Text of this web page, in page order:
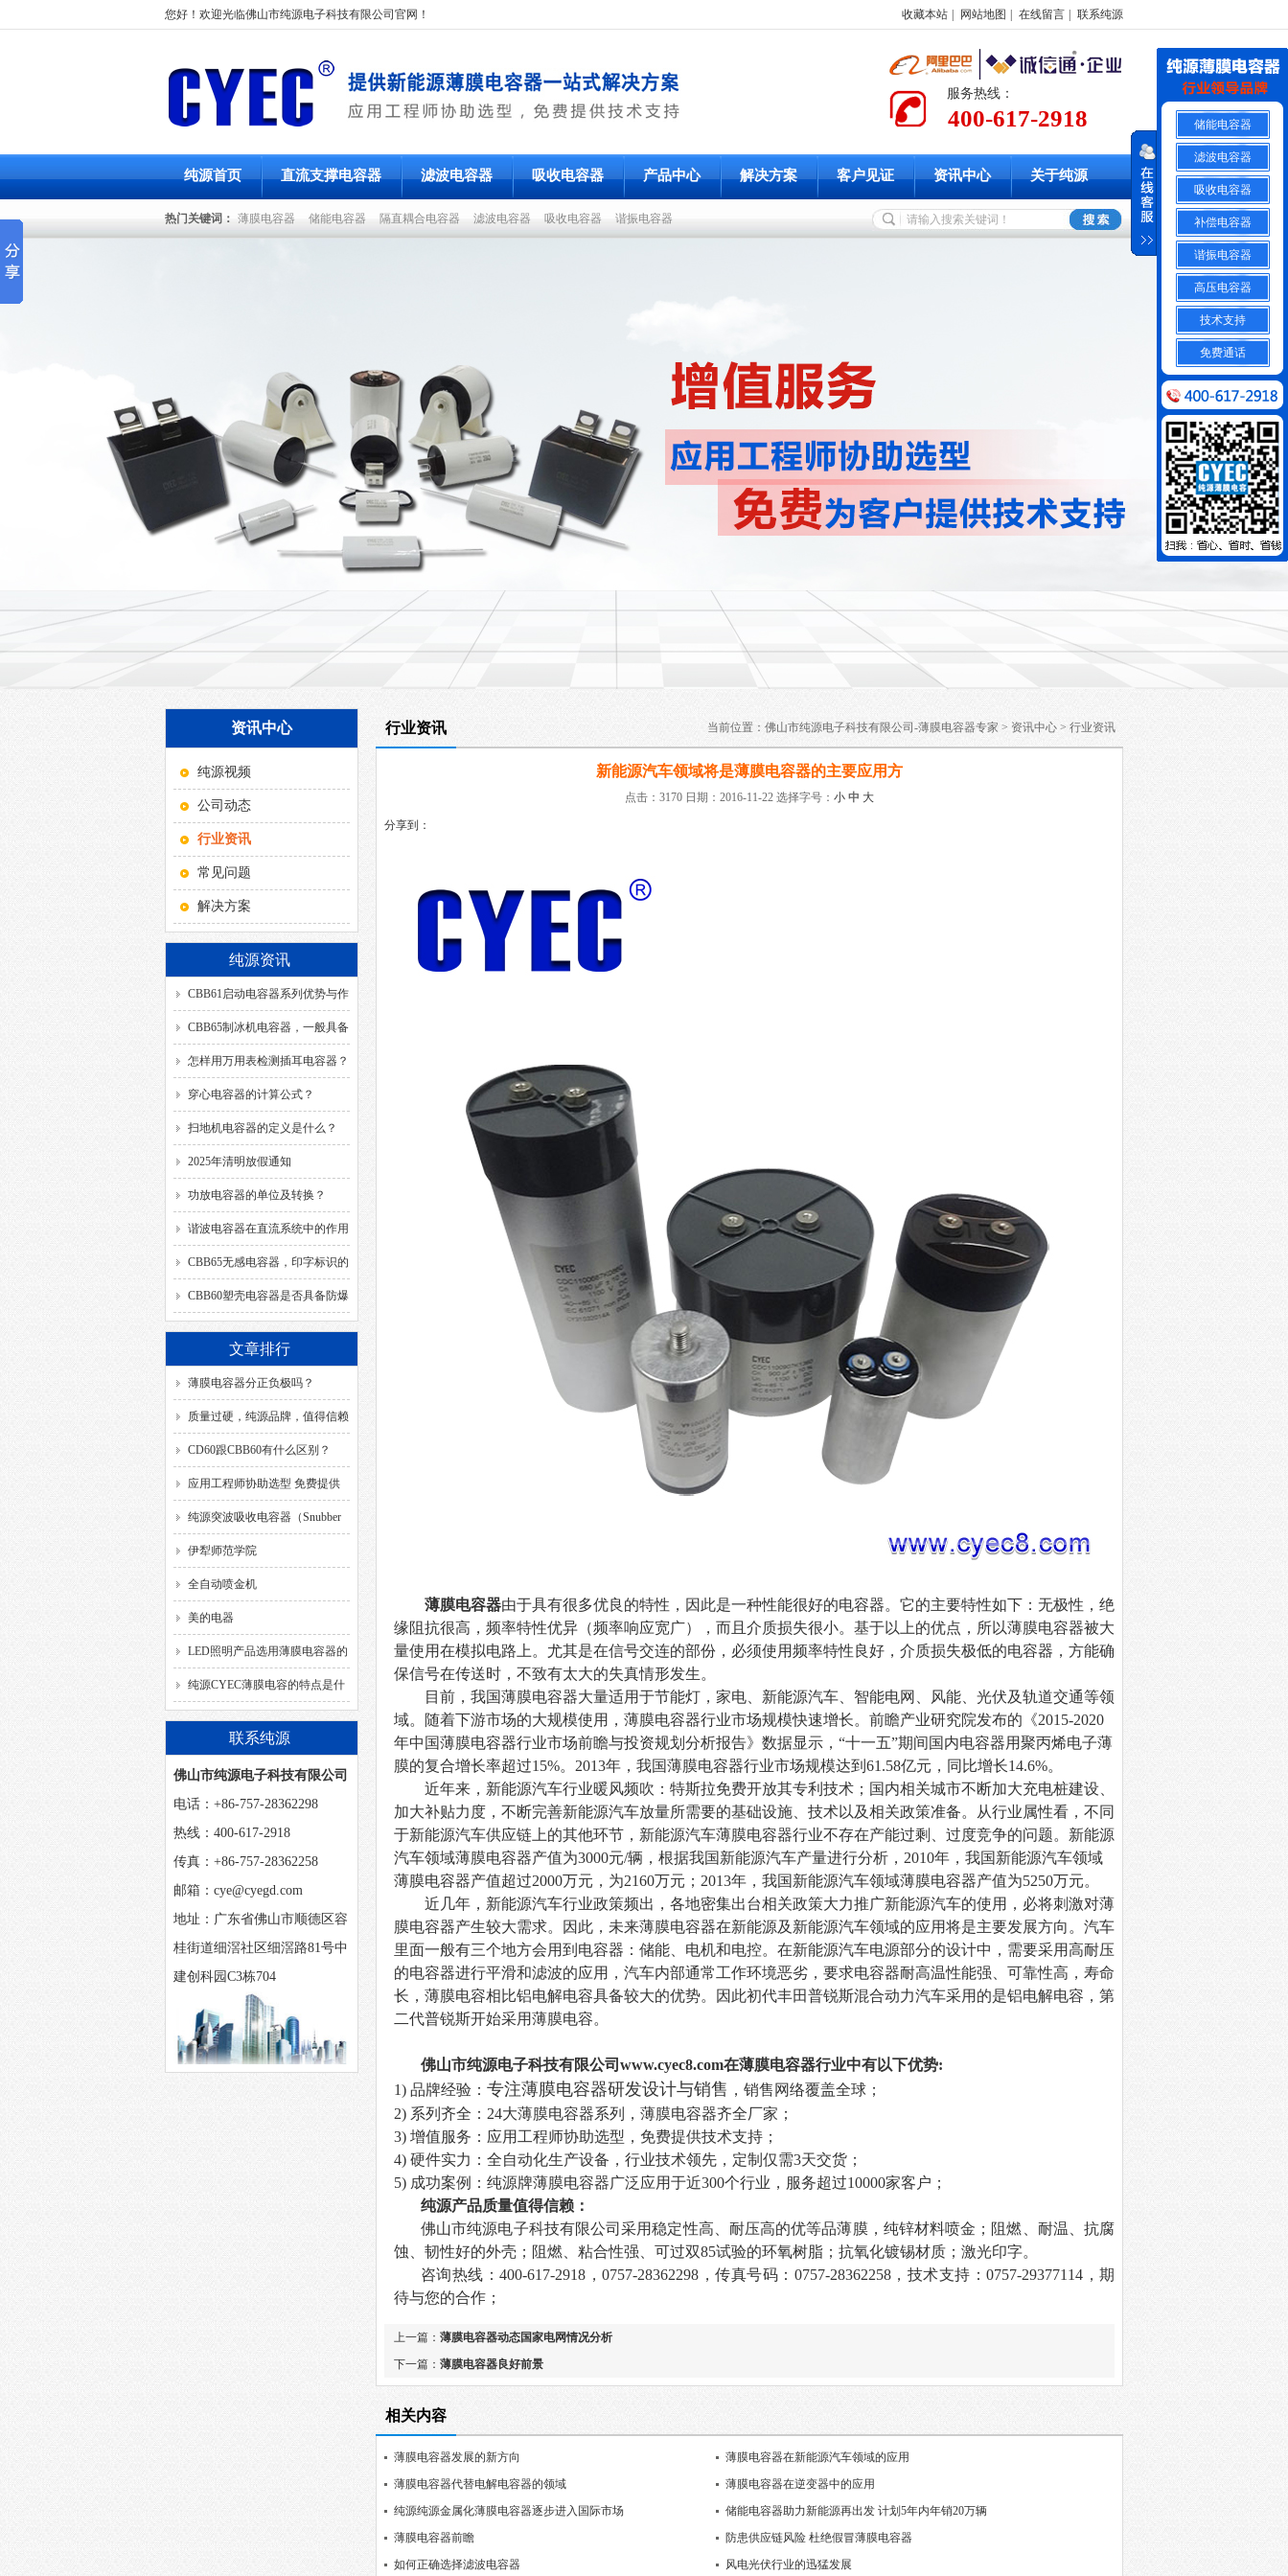
您好！欢迎光临佛山市纯源电子科技有限公司官网！ 收藏本站 网站地图 在线留言 联系纯源
服务热线：
400-617-2918
纯源首页 直流支撑电容器 滤波电容器 吸收电容器 产品中心 解决方案 客户见证 资讯中心 关于纯源
热门关键词： 薄膜电容器 储能电容器 隔直耦合电容器 滤波电容器 吸收电容器 谐振电容器
资讯中心
纯源视频
公司动态
行业资讯
常见问题
解决方案
纯源资讯
CBB61启动电容器系列优势与作
用！
CBB65制冰机电容器，一般具备
哪几种引出方式？
怎样用万用表检测插耳电容器？
穿心电容器的计算公式？
扫地机电容器的定义是什么？
2025年清明放假通知
功放电容器的单位及转换？
谐波电容器在直流系统中的作用
是什么？
CBB65无感电容器，印字标识的
SH、DB、C、40/85/21、
CBB60塑壳电容器是否具备防爆
功能？
文章排行
薄膜电容器分正负极吗？
质量过硬，纯源品牌，值得信赖
CD60跟CBB60有什么区别？
应用工程师协助选型 免费提供
解决方案
纯源突波吸收电容器（Snubber
Capacitor）
伊犁师范学院
全自动喷金机
美的电器
LED照明产品选用薄膜电容器的
要求
纯源CYEC薄膜电容的特点是什
么？
联系纯源
佛山市纯源电子科技有限公司
电话：+86-757-28362298
热线：400-617-2918
传真：+86-757-28362258
邮箱：cye@cyegd.com
地址：广东省佛山市顺德区容
桂街道细滘社区细滘路81号中
建创科园C3栋704
行业资讯 当前位置： 佛山市纯源电子科技有限公司-薄膜电容器专家 > 资讯中心 > 行业资讯
新能源汽车领域将是薄膜电容器的主要应用方
点击：3170 日期：2016-11-22 选择字号： 小 中 大
分享到：
薄膜电容器由于具有很多优良的特性，因此是一种性能很好的电容器。它的主要特性如下：无极性，绝
缘阻抗很高，频率特性优异（频率响应宽广），而且介质损失很小。基于以上的优点，所以薄膜电容器被大
量使用在模拟电路上。尤其是在信号交连的部份，必须使用频率特性良好，介质损失极低的电容器，方能确
保信号在传送时，不致有太大的失真情形发生。
目前，我国薄膜电容器大量适用于节能灯，家电、新能源汽车、智能电网、风能、光伏及轨道交通等领
域。随着下游市场的大规模使用，薄膜电容器行业市场规模快速增长。前瞻产业研究院发布的《2015-2020
年中国薄膜电容器行业市场前瞻与投资规划分析报告》数据显示，“十一五”期间国内电容器用聚丙烯电子薄
膜的复合增长率超过15%。2013年，我国薄膜电容器行业市场规模达到61.58亿元，同比增长14.6%。
近年来，新能源汽车行业暖风频吹： 特斯拉免费开放其专利技术；国内相关城市不断加大充电桩建设、
加大补贴力度，不断完善新能源汽车放量所需要的基础设施、技术以及相关政策准备。从行业属性看，不同
于新能源汽车供应链上的其他环节，新能源汽车薄膜电容器行业不存在产能过剩、过度竞争的问题。新能源
汽车领域薄膜电容器产值为3000元/辆，根据我国新能源汽车产量进行分析， 2010年，我国新能源汽车领域
薄膜电容器产值超过2000万元，为2160万元； 2013年，我国新能源汽车领域薄膜电容器产值为5250万元。
近几年，新能源汽车行业政策频出，各地密集出台相关政策大力推广新能源汽车的使用，必将刺激对薄
膜电容器产生较大需求。因此，未来薄膜电容器在新能源及新能源汽车领域的应用将是主要发展方向。汽车
里面一般有三个地方会用到电容器：储能、电机和电控。在新能源汽车电源部分的设计中，需要采用高耐压
的电容器进行平滑和滤波的应用，汽车内部通常工作环境恶劣，要求电容器耐高温性能强、可靠性高，寿命
长，薄膜电容相比铝电解电容具备较大的优势。因此初代丰田普锐斯混合动力汽车采用的是铝电解电容，第
二代普锐斯开始采用薄膜电容。
佛山市纯源电子科技有限公司 www.cyec8.com在薄膜电容器行业中有以下优势:
1) 品牌经验： 专注薄膜电容器研发设计与销售 ，销售网络覆盖全球；
2) 系列齐全： 24大薄膜电容器系列，薄膜电容器齐全厂家；
3) 增值服务：应用工程师协助选型，免费提供技术支持；
4) 硬件实力：全自动化生产设备，行业技术领先，定制仅需3天交货；
5) 成功案例：纯源牌薄膜电容器广泛应用于近300个行业，服务超过10000家客户；
纯源产品质量值得信赖 ：
佛山市纯源电子科技有限公司采用稳定性高、耐压高的优等品薄膜，纯锌材料喷金；阻燃、耐温、抗腐
蚀、韧性好的外壳；阻燃、粘合性强、可过双85试验的环氧树脂；抗氧化镀锡材质； 激光印字。
咨询热线：400-617-2918 ，0757-28362298 ，传真号码： 0757-28362258，技术支持：0757-29377114 ，期
待与您的合作；
上一篇： 薄膜电容器动态国家电网情况分析
下一篇： 薄膜电容器良好前景
相关内容
薄膜电容器发展的新方向
薄膜电容器在新能源汽车领域的应用
薄膜电容器代替电解电容器的领域
薄膜电容器在逆变器中的应用
纯源纯源金属化薄膜电容器逐步进入国际市场
储能电容器助力新能源再出发 计划5年内年销20万辆
薄膜电容器前瞻
防患供应链风险 杜绝假冒薄膜电容器
如何正确选择滤波电容器
​​风电光伏行业的迅猛发展
储能电容器
滤波电容器
吸收电容器
补偿电容器
谐振电容器
高压电容器
技术支持
免费通话